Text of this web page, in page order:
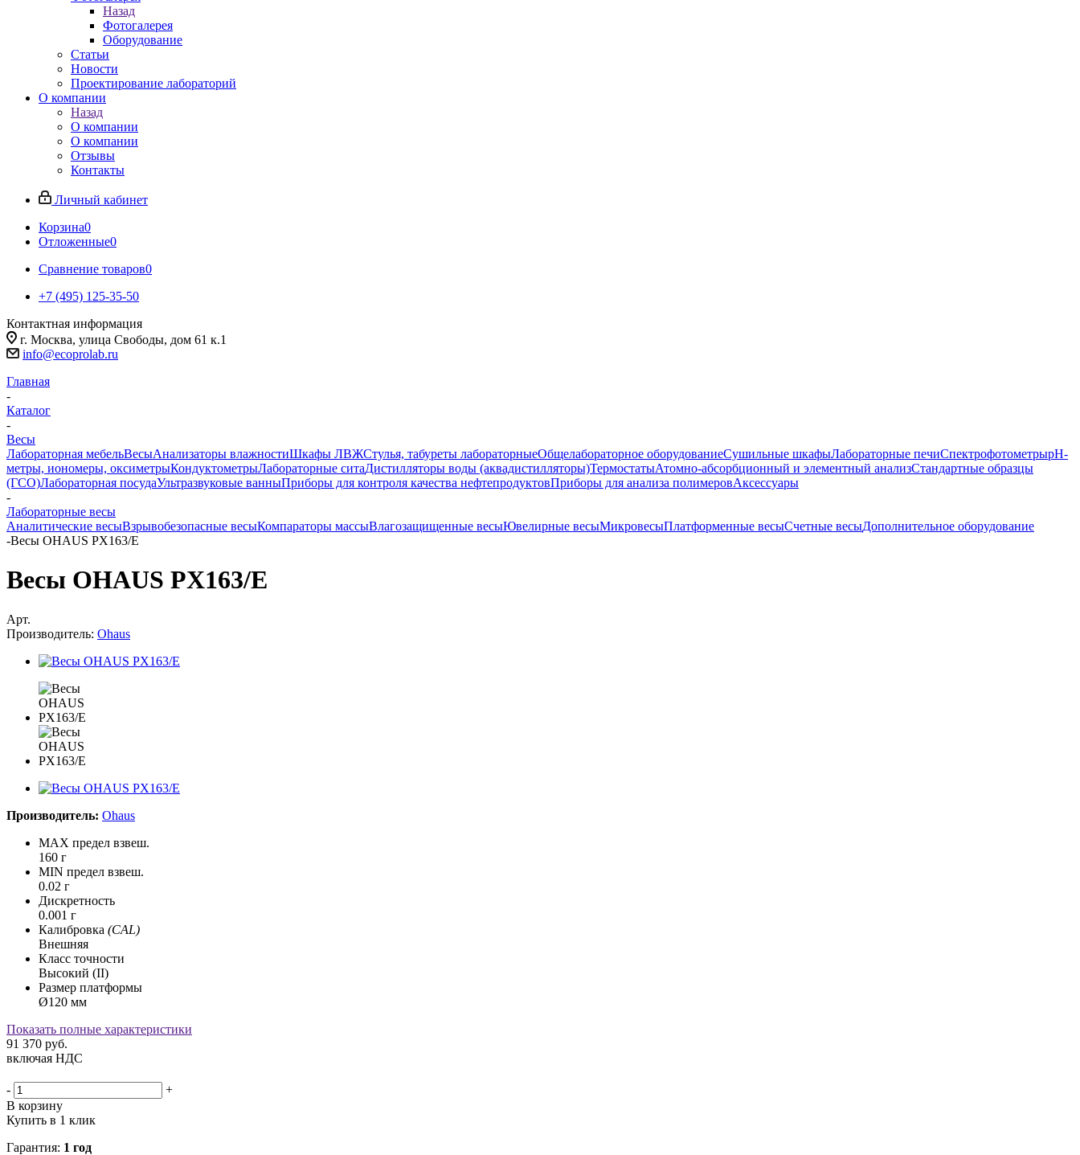
Назад
Фотогалерея
Оборудование
Статьи
Новости
Проектирование лабораторий
О компании
Назад
О компании
О компании
Отзывы
Контакты
Личный кабинет
Корзина0
Отложенные0
Сравнение товаров0
+7 (495) 125-35-50
Контактная информация
г. Москва, улица Свободы, дом 61 к.1
info@ecoprolab.ru
Главная
-
Каталог
-
Весы
Лабораторная мебельВесыАнализаторы влажностиШкафы ЛВЖСтулья, табуреты лабораторныеОбщелабораторное оборудованиеСушильные шкафыЛабораторные печиСпектрофотометрыpH-
метры, иономеры, оксиметрыКондуктометрыЛабораторные ситаДистилляторы воды (аквадистилляторы)ТермостатыАтомно-абсорбционный и элементный анализСтандартные образцы
(ГСО)Лабораторная посудаУльтразвуковые ванныПриборы для контроля качества нефтепродуктовПриборы для анализа полимеровАксессуары
-
Лабораторные весы
Аналитические весыВзрывобезопасные весыКомпараторы массыВлагозащищенные весыЮвелирные весыМикровесыПлатформенные весыСчетные весыДополнительное оборудование
-Весы OHAUS PX163/E
Весы OHAUS PX163/E
Арт.
Производитель: Ohaus
Производитель: Ohaus
MAX предел взвеш.
160 г
MIN предел взвеш.
0.02 г
Дискретность
0.001 г
Калибровка (CAL)
Внешняя
Класс точности
Высокий (II)
Размер платформы
Ø120 мм
Показать полные характеристики
91 370 руб.
включая НДС
-
+
В корзину
Купить в 1 клик
Гарантия: 1 год